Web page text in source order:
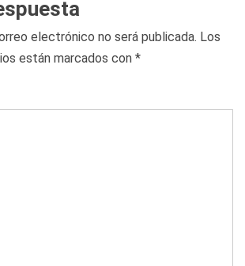
electrónico no será publicada. Los
están marcados con *